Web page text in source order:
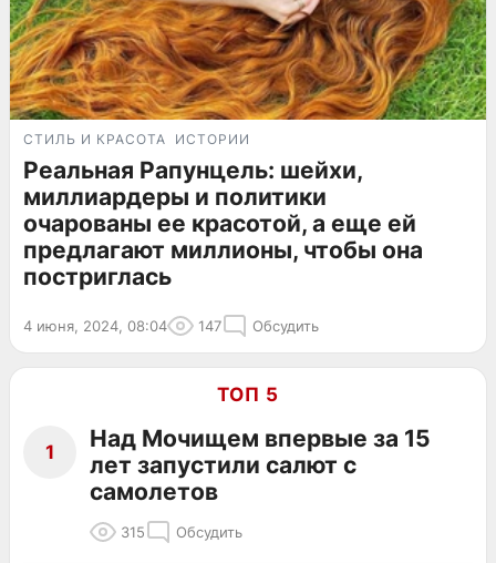
СТИЛЬ И КРАСОТА ИСТОРИИ
Реальная Рапунцель: шейхи,
миллиардеры и политики
очарованы ее красотой, а еще ей
предлагают миллионы, чтобы она
постриглась
4 июня, 2024, 08:04 147 Обсудить
ТОП 5
1
Над Мочищем впервые за 15
лет запустили салют с
самолетов
315 Обсудить